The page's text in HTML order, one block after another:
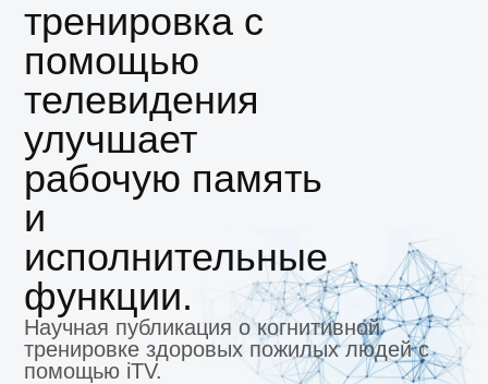
тренировка с
помощью
телевидения
улучшает
рабочую память
и
исполнительные
функции.
Научная публикация о когнитивной
тренировке здоровых пожилых людей с
помощью iTV.